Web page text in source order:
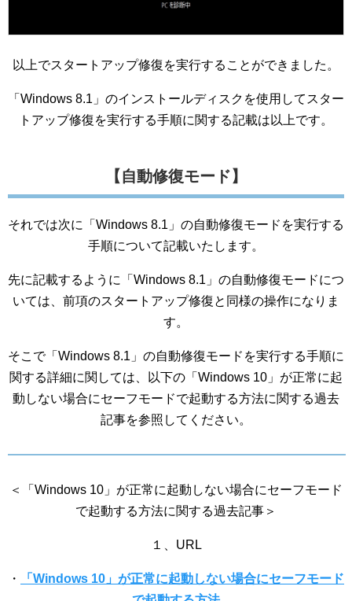
以上でスタートアップ修復を実行することができました。
「Windows 8.1」のインストールディスクを使用してスター
トアップ修復を実行する手順に関する記載は以上です。
【自動修復モード】
それでは次に「Windows 8.1」の自動修復モードを実行する
手順について記載いたします。
先に記載するように「Windows 8.1」の自動修復モードにつ
いては、前項のスタートアップ修復と同様の操作になりま
す。
そこで「Windows 8.1」の自動修復モードを実行する手順に
関する詳細に関しては、以下の「Windows 10」が正常に起
動しない場合にセーフモードで起動する方法に関する過去
記事を参照してください。
＜「Windows 10」が正常に起動しない場合にセーフモード
で起動する方法に関する過去記事＞
１、URL
・
「Windows 10」が正常に起動しない場合にセーフモード